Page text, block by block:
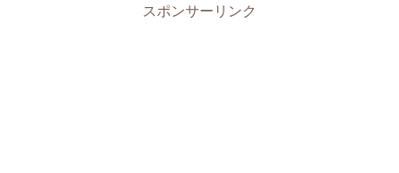
スポンサーリンク